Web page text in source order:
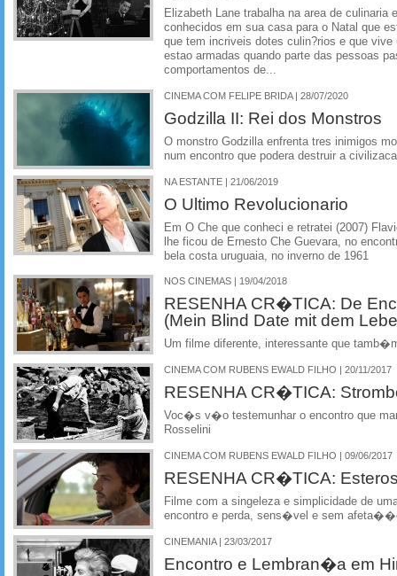
Elizabeth Lane trabalha na area de culinaria
conhecidos em sua casa para o Natal que
que tem incriveis dotes culin?rios e que
estao armadas quando parte das pessoas
comportamentos de...
CINEMA COM FELIPE BRIDA | 28/07/2020
Godzilla II: Rei dos Monstros
O monstro Godzilla enfrenta tres inimigos
num encontro que podera destruir a
NA ESTANTE | 21/06/2019
O Ultimo Revolucionario
Em O Che que conheci e retratei (2007)
lhe ficou de Ernesto Che Guevara, no
bela costa uruguaia, no inverno de 1961
NOS CINEMAS | 19/04/2018
RESENHA CR�TICA: De
(Mein Blind Date mit dem
Um filme diferente, interessante que
CINEMA COM RUBENS EWALD FILHO | 20/11/2017
RESENHA CR�TICA:
Voc�s v�o testemunhar o encontro que
Rosselini
CINEMA COM RUBENS EWALD FILHO | 09/06/2017
RESENHA CR�TICA:
Filme com a singeleza e simplicidade de
encontro e perda, sens�vel e sem
CINEMANIA | 23/03/2017
Encontro e Lembran�a em